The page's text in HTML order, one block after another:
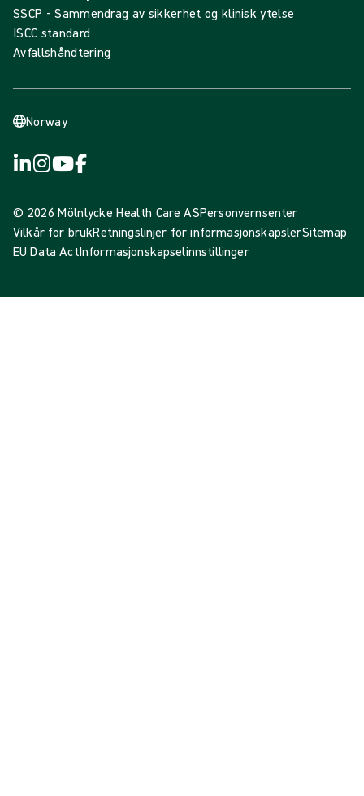
SSCP - Sammendrag av sikkerhet og klinisk ytelse
ISCC standard
Avfallshåndtering
Norway
© 2026 Mölnlycke Health Care ASPersonvernsenter
Vilkår for brukRetningslinjer for informasjonskapslerSitemap
EU Data ActInformasjonskapselinnstillinger